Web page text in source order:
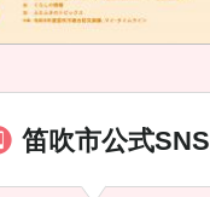
笛吹市公式SNS